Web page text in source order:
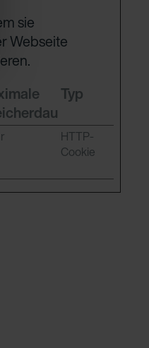
sie
Webseite
Typ
HTTP-
Cookie